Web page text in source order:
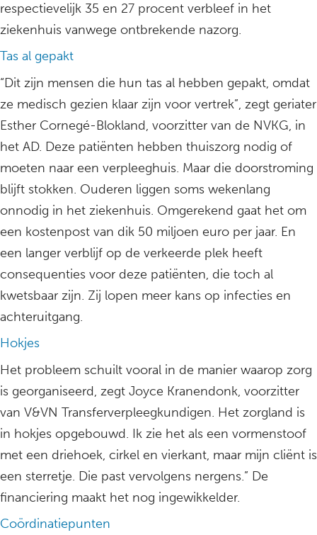
respectievelijk 35 en 27 procent verbleef in het
ziekenhuis vanwege ontbrekende nazorg.
Tas al gepakt
“Dit zijn mensen die hun tas al hebben gepakt, omdat
ze medisch gezien klaar zijn voor vertrek”, zegt geriater
Esther Cornegé-Blokland, voorzitter van de NVKG, in
het AD. Deze patiënten hebben thuiszorg nodig of
moeten naar een verpleeghuis. Maar die doorstroming
blijft stokken. Ouderen liggen soms wekenlang
onnodig in het ziekenhuis. Omgerekend gaat het om
een kostenpost van dik 50 miljoen euro per jaar. En
een langer verblijf op de verkeerde plek heeft
consequenties voor deze patiënten, die toch al
kwetsbaar zijn. Zij lopen meer kans op infecties en
achteruitgang.
Hokjes
Het probleem schuilt vooral in de manier waarop zorg
is georganiseerd, zegt Joyce Kranendonk, voorzitter
van V&VN Transferverpleegkundigen. Het zorgland is
in hokjes opgebouwd. Ik zie het als een vormenstoof
met een driehoek, cirkel en vierkant, maar mijn cliënt is
een sterretje. Die past vervolgens nergens.” De
financiering maakt het nog ingewikkelder.
Coördinatiepunten